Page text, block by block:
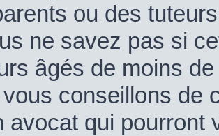
ou des
ne savez pas si
âgés de moins
conseillons de
avocat qui pourront